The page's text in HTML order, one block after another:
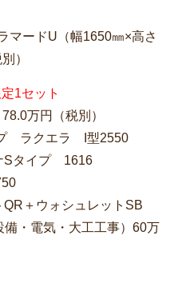
ードU（幅1650㎜×高さ
）
1セット
万円（税別）
ラクエラ I型2550
Sタイプ 1616
＋ウォシュレットSB
・電気・大工工事）60万